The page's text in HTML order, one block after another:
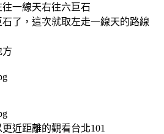
一線天右往六巨石
了，這次就取左走一線天的路線
方
近距離的觀看台北101